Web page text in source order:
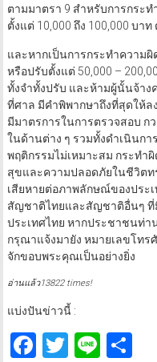
ตามมาตรา 9 สำหรับการกระ
ตั้งแต่ 10,000 ถึง 100,000 บา
และหากเป็นการกระทำความผิ
หรือปรับตั้งแต่ 50,000 –
ทั้งจำทั้งปรับ และห้ามผู้นั้นจ้าง
ที่ศาล มีคำพิพากษาถึงที่สุดให้ล
มีมาตรการในการตรวจสอบ
ในด้านต่าง ๆ รวมทั้งดำเนินก
พฤติกรรมไม่เหมาะสม กระทำ
สุขและความปลอดภัยในชีวิตท
เสียหายต่อภาพลักษณ์ของประ
สัญชาติไทยและสัญชาติอื่นๆ ที่
ประเทศไทย หากประชาชนท่า
กรุณาแจ้งมายัง หมายเลขโทร
จักขอบพระคุณเป็นอย่างยิ่ง
อ่านแล้ว13822 times!
แบ่งปันข่าวนี้ :
Facebook
Twitter
Line